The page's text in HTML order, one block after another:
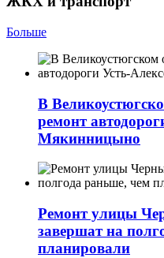
Больше
В
ремонт
Мякинницыно
Ремонт улицы
завершат на
планировали